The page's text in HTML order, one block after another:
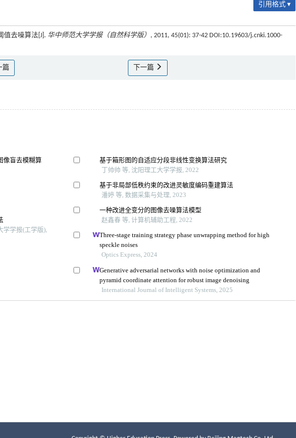
引用格式 ▾
值去噪算法[J]. 华中师范大学学报（自然科学版） , 2011, 45(01): 37-42 DOI:10.19603/j.cnki.1000-
篇 下一篇